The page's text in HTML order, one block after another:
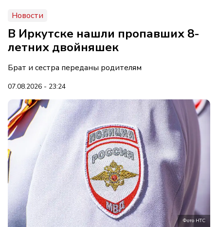
Новости
В Иркутске нашли пропавших 8-
летних двойняшек
Брат и сестра переданы родителям
07.08.2026 - 23:24
Фото НТС